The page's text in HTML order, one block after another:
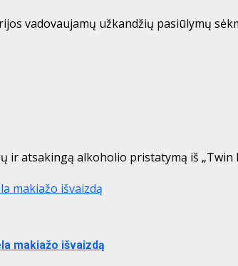
vadovaujamų užkandžių pasiūlymų
atsakingą alkoholio pristatymą iš „Twin
makiažo išvaizdą
makiažo išvaizdą